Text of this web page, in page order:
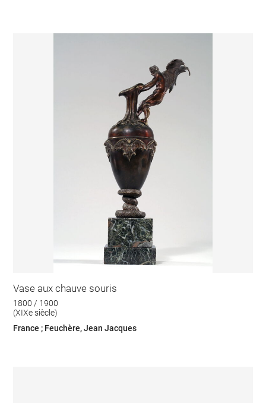
Vase aux chauve souris
1800 / 1900
(XIXe siècle)
France ; Feuchère, Jean Jacques